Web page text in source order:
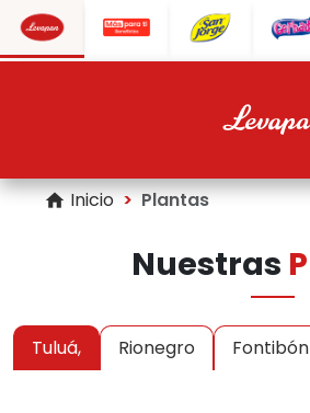
homeInicio Plantas
Nuestras
Tuluá, Rionegro Fontibón